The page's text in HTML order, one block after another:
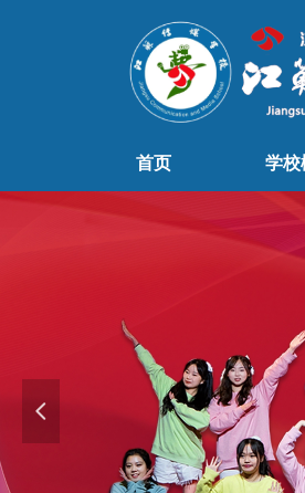
首页 学校
学校
넳